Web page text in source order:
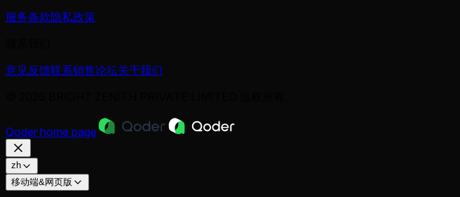
服务条款隐私政策
意见反馈联系销售论坛关于我们
Qoder home page
zh
移动端&网页版